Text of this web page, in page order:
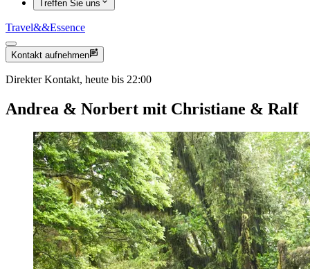
Treffen Sie uns
Travel&&Essence
Kontakt aufnehmen
Direkter Kontakt, heute bis 22:00
Andrea & Norbert mit Christiane & Ralf